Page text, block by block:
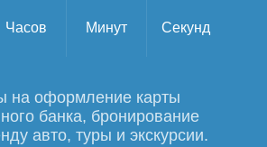
Часов Минут Секунд
на оформление карты
банка, бронирование
авто, туры и экскурсии.